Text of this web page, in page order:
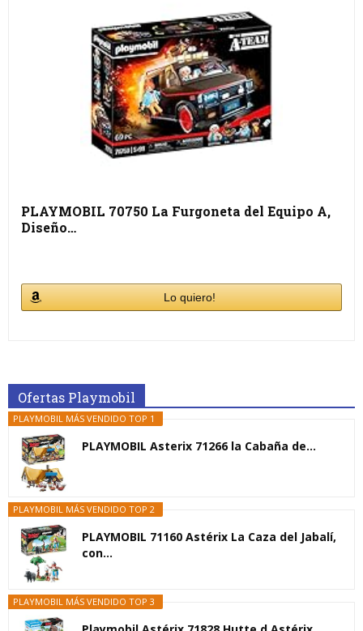
PLAYMOBIL 70750 La Furgoneta del Equipo A,
Diseño…
Lo quiero!
Ofertas Playmobil
PLAYMOBIL MÁS VENDIDO TOP 1
PLAYMOBIL Asterix 71266 la Cabaña de...
PLAYMOBIL MÁS VENDIDO TOP 2
PLAYMOBIL 71160 Astérix La Caza del Jabalí,
con...
PLAYMOBIL MÁS VENDIDO TOP 3